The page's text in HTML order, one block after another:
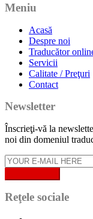
Meniu
Acasă
Despre noi
Traducător
Servicii
Calitate / Preţuri
Contact
Newsletter
Înscrieţi-vă la
noi din domeniul
Reţele sociale